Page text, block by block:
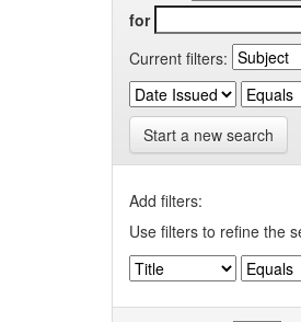
for
Current filters:
Start a new search
Add filters:
Use filters to refine the